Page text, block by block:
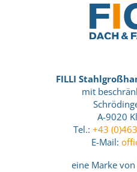
FILLI
mit
A-9020
Tel.: +43
E-Mail:
eine Marke von